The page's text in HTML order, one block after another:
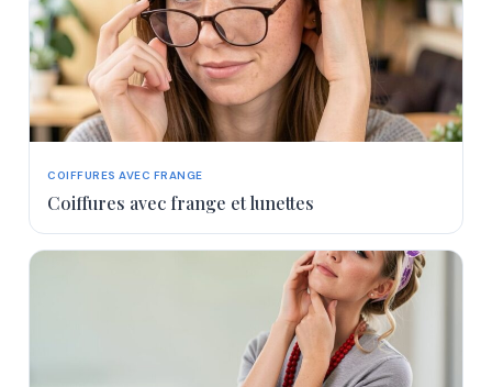
More
COIFFURES AVEC FRANGE
Coiffures avec frange et lunettes